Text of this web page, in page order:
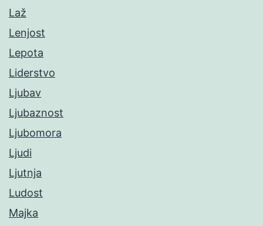
Laž
Lenjost
Lepota
Liderstvo
Ljubav
Ljubaznost
Ljubomora
Ljudi
Ljutnja
Ludost
Majka